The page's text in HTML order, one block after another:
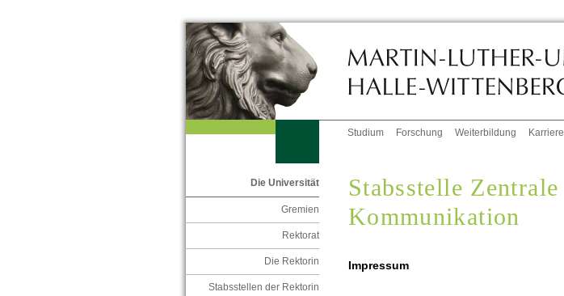
Studium Forschung Weiterbildung Karriere
Die Universität
Gremien
Rektorat
Die Rektorin
Stabsstellen der Rektorin
Stabsstelle Zentrale
Kommunikation
Impressum